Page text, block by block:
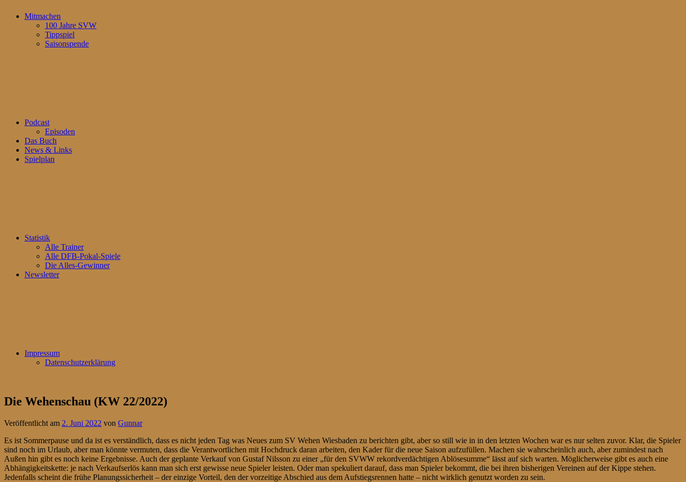
Mitmachen
100 Jahre SVW
Tippspiel
Saisonspende
Podcast
Episoden
Das Buch
News & Links
Spielplan
Statistik
Alle Trainer
Alle DFB-Pokal-Spiele
Die Alles-Gewinner
Newsletter
Impressum
Datenschutzerklärung
Die Wehenschau (KW 22/2022)
Veröffentlicht am 2. Juni 2022 von Gunnar
Es ist Sommerpause und da ist es verständlich, dass es nicht jeden Tag was Neues zum SV Wehen Wiesbaden zu berichten gibt, aber so still wie in in den letzten Wochen war es nur selten zuvor. Klar, die Spieler
sind noch im Urlaub, aber man könnte vermuten, dass die Verantwortlichen mit Hochdruck daran arbeiten, den Kader für die neue Saison aufzufüllen. Machen sie wahrscheinlich auch, aber zumindest nach
Außen hin gibt es noch keine Ergebnisse. Auch der geplante Verkauf von Gustaf Nilsson zu einer „für den SVWW rekordverdächtigen Ablösesumme“ lässt auf sich warten. Möglicherweise gibt es auch eine
Abhängigkeitskette: je nach Verkaufserlös kann man sich erst gewisse neue Spieler leisten. Oder man spekuliert darauf, dass man Spieler bekommt, die bei ihren bisherigen Vereinen auf der Kippe stehen.
Jedenfalls scheint die frühe Planungssicherheit – der einzige Vorteil, den der vorzeitige Abschied aus dem Aufstiegsrennen hatte – nicht wirklich genutzt worden zu sein.